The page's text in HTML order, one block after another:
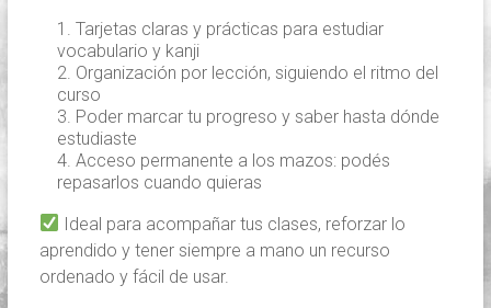
Tarjetas claras y prácticas para estudiar
vocabulario y kanji
Organización por lección, siguiendo el ritmo del
curso
Poder marcar tu progreso y saber hasta dónde
estudiaste
Acceso permanente a los mazos: podés
repasarlos cuando quieras
Ideal para acompañar tus clases, reforzar lo
aprendido y tener siempre a mano un recurso
ordenado y fácil de usar.